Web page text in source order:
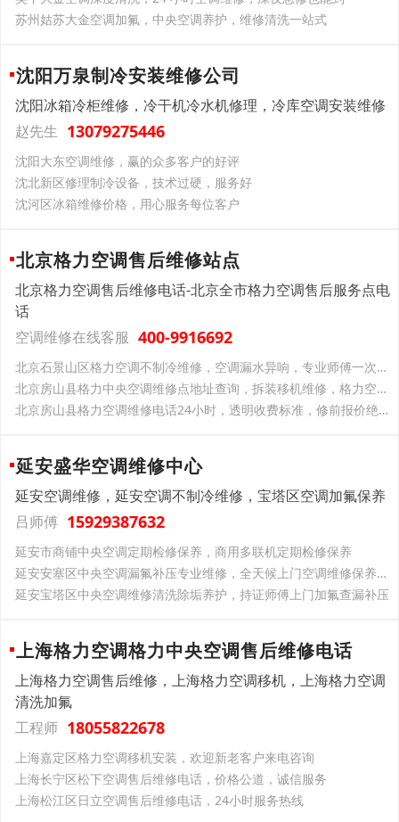
苏州姑苏大金空调加氟，中央空调养护，维修清洗一站式
沈阳万泉制冷安装维修公司
沈阳冰箱冷柜维修，冷干机冷水机修理，冷库空调安装维修
赵先生 13079275446
沈阳大东空调维修，赢的众多客户的好评
沈北新区修理制冷设备，技术过硬，服务好
沈河区冰箱维修价格，用心服务每位客户
北京格力空调售后维修站点
北京格力空调售后维修电话-北京全市格力空调售后服务点电
话
空调维修在线客服 400-9916692
北京石景山区格力空调不制冷维修，空调漏水异响，专业师傅一次修好
北京房山县格力中央空调维修点地址查询，拆装移机维修，格力空调全搞定
北京房山县格力空调维修电话24小时，透明收费标准，修前报价绝不乱加价
延安盛华空调维修中心
延安空调维修，延安空调不制冷维修，宝塔区空调加氟保养
吕师傅 15929387632
延安市商铺中央空调定期检修保养，商用多联机定期检修保养
延安安塞区中央空调漏氟补压专业维修，全天候上门空调维修保养服务
延安宝塔区中央空调维修清洗除垢养护，持证师傅上门加氟查漏补压
上海格力空调格力中央空调售后维修电话
上海格力空调售后维修，上海格力空调移机，上海格力空调
清洗加氟
工程师 18055822678
上海嘉定区格力空调移机安装，欢迎新老客户来电咨询
上海长宁区松下空调售后维修电话，价格公道，诚信服务
上海松江区日立空调售后维修电话，24小时服务热线